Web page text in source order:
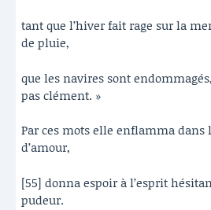
tant que l’hiver fait rage sur la
de pluie,
que les navires sont
pas clément. »
Par ces mots elle enflamma dans
d’amour,
[55] donna espoir à l’esprit
pudeur.